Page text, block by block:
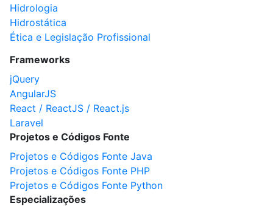
Hidrologia
Hidrostática
Ética e Legislação Profissional
Frameworks
jQuery
AngularJS
React / ReactJS / React.js
Laravel
Projetos e Códigos Fonte
Projetos e Códigos Fonte Java
Projetos e Códigos Fonte PHP
Projetos e Códigos Fonte Python
Especializações